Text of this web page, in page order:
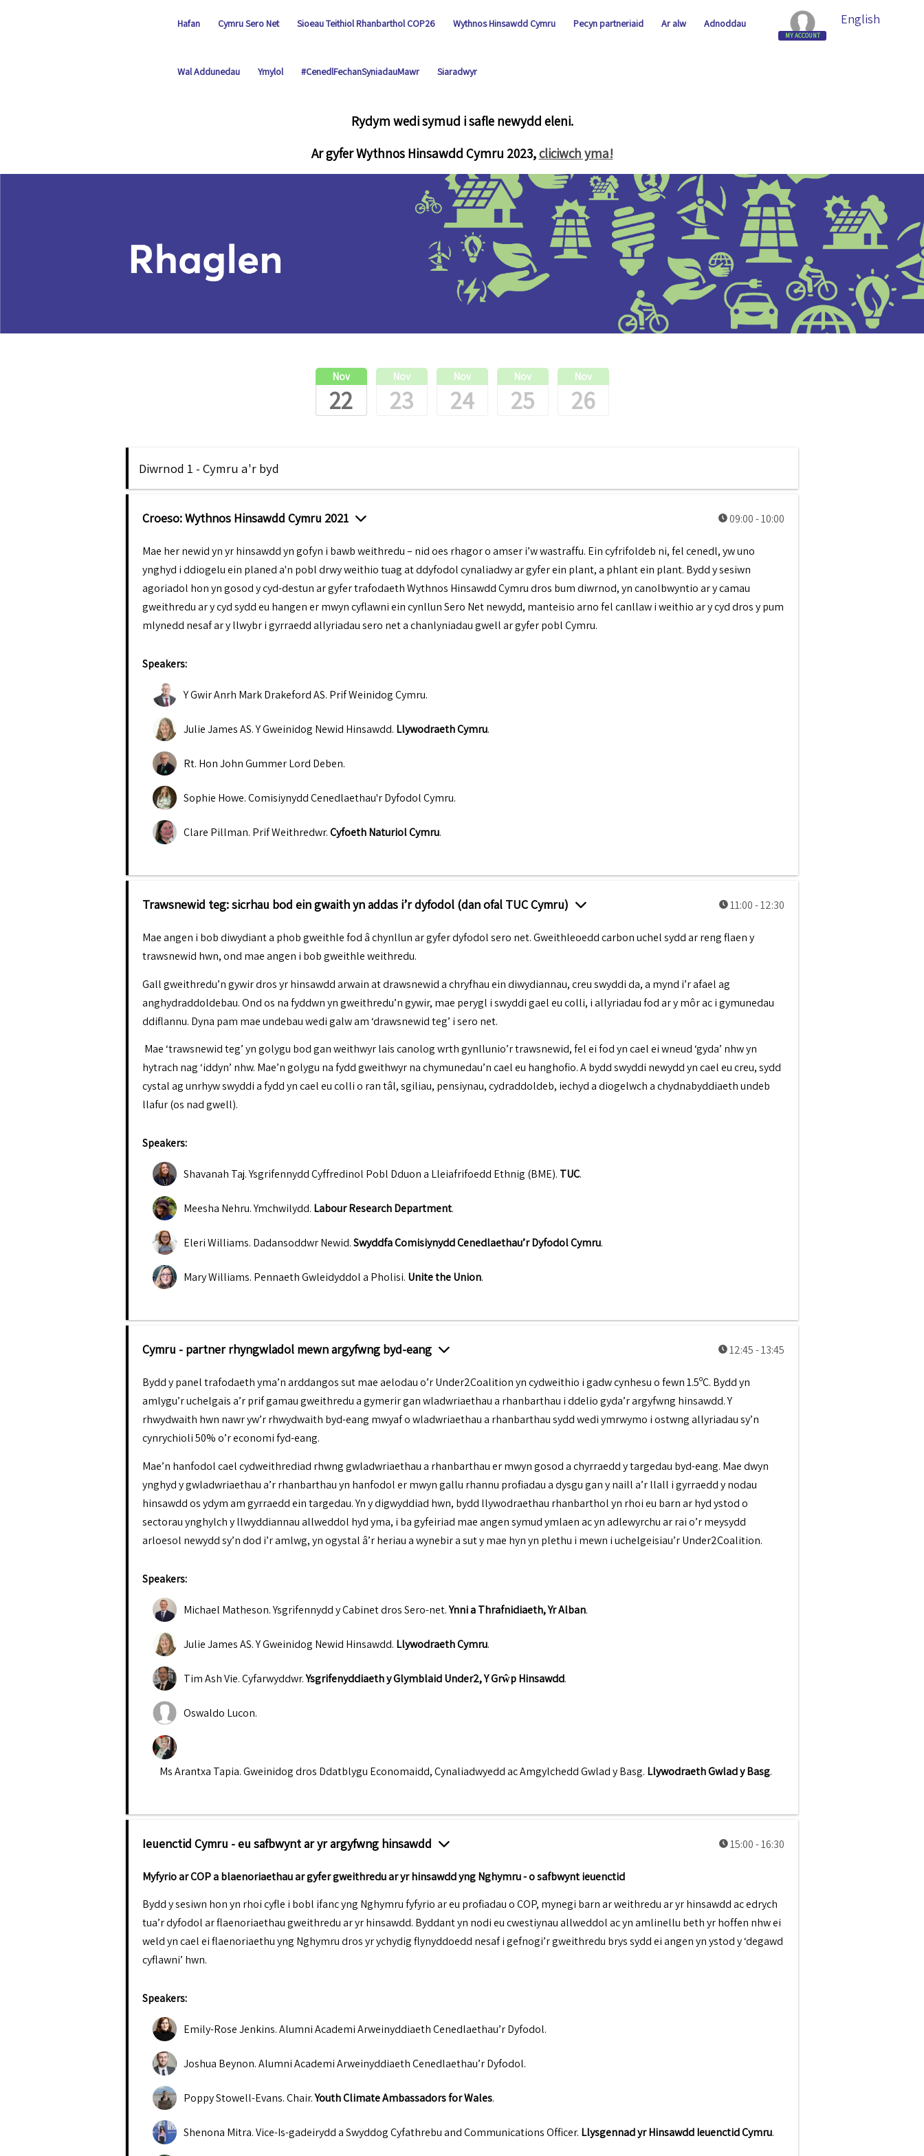
MY ACCOUNT
Hafan Cymru Sero Net Sioeau Teithiol Rhanbarthol COP26 Wythnos Hinsawdd Cymru Pecyn partneriaid Ar alw Adnoddau
Wal Addunedau Ymylol #CenedlFechanSyniadauMawr Siaradwyr
Rydym wedi symud i safle newydd eleni.
Ar gyfer Wythnos Hinsawdd Cymru 2023,cliciwch yma!
Nov
22
Nov
23
Nov
24
Nov
25
Nov
26
Diwrnod 1 - Cymru a'r byd
Croeso: Wythnos Hinsawdd Cymru 2021 09:00 - 10:00
Mae her newid yn yr hinsawdd yn gofyn i bawb weithredu – nid oes rhagor o amser i’w wastraffu. Ein cyfrifoldeb ni, fel cenedl, yw uno
ynghyd i ddiogelu ein planed a'n pobl drwy weithio tuag at ddyfodol cynaliadwy ar gyfer ein plant, a phlant ein plant. Bydd y sesiwn
agoriadol hon yn gosod y cyd-destun ar gyfer trafodaeth Wythnos Hinsawdd Cymru dros bum diwrnod, yn canolbwyntio ar y camau
gweithredu ar y cyd sydd eu hangen er mwyn cyflawni ein cynllun Sero Net newydd, manteisio arno fel canllaw i weithio ar y cyd dros y pum
mlynedd nesaf ar y llwybr i gyrraedd allyriadau sero net a chanlyniadau gwell ar gyfer pobl Cymru.
Speakers:
Y Gwir Anrh Mark Drakeford AS. Prif Weinidog Cymru.
Julie James AS.Y Gweinidog Newid Hinsawdd. Llywodraeth Cymru.
Rt. Hon John Gummer Lord Deben.
Sophie Howe.Comisiynydd Cenedlaethau'r Dyfodol Cymru.
Clare Pillman. Prif Weithredwr.Cyfoeth Naturiol Cymru.
Trawsnewid teg: sicrhau bod ein gwaith yn addas i’r dyfodol (dan ofal TUC Cymru) 11:00 - 12:30
Mae angen i bob diwydiant a phob gweithle fod â chynllun ar gyfer dyfodol sero net. Gweithleoedd carbon uchel sydd ar reng flaen y
trawsnewid hwn, ond mae angen i bob gweithle weithredu.
Gall gweithredu’n gywir dros yr hinsawdd arwain at drawsnewid a chryfhau ein diwydiannau, creu swyddi da, a mynd i’r afael ag
anghydraddoldebau. Ond os na fyddwn yn gweithredu’n gywir, mae perygl i swyddi gael eu colli, i allyriadau fod ar y môr ac i gymunedau
ddiflannu. Dyna pam mae undebau wedi galw am ‘drawsnewid teg’ i sero net.
Mae ‘trawsnewid teg’ yn golygu bod gan weithwyr lais canolog wrth gynllunio’r trawsnewid, fel ei fod yn cael ei wneud ‘gyda’ nhw yn
hytrach nag ‘iddyn’ nhw. Mae’n golygu na fydd gweithwyr na chymunedau’n cael eu hanghofio. A bydd swyddi newydd yn cael eu creu, sydd
cystal ag unrhyw swyddi a fydd yn cael eu colli o ran tâl, sgiliau, pensiynau, cydraddoldeb, iechyd a diogelwch a chydnabyddiaeth undeb
llafur (os nad gwell).
Speakers:
Shavanah Taj.Ysgrifennydd Cyffredinol Pobl Dduon a Lleiafrifoedd Ethnig (BME). TUC.
Meesha Nehru.Ymchwilydd. Labour Research Department.
Eleri Williams. Dadansoddwr Newid.Swyddfa Comisiynydd Cenedlaethau’r Dyfodol Cymru.
Mary Williams. Pennaeth Gwleidyddol a Pholisi. Unite the Union.
Cymru - partner rhyngwladol mewn argyfwng byd-eang 12:45 - 13:45
Bydd y panel trafodaeth yma’n arddangos sut mae aelodau o’r Under2Coalition yn cydweithio i gadw cynhesu o fewn 1.5ºC. Bydd yn
amlygu’r uchelgais a’r prif gamau gweithredu a gymerir gan wladwriaethau a rhanbarthau i ddelio gyda’r argyfwng hinsawdd. Y
rhwydwaith hwn nawr yw’r rhwydwaith byd-eang mwyaf o wladwriaethau a rhanbarthau sydd wedi ymrwymo i ostwng allyriadau sy’n
cynrychioli 50% o’r economi fyd-eang.
Mae’n hanfodol cael cydweithrediad rhwng gwladwriaethau a rhanbarthau er mwyn gosod a chyrraedd y targedau byd-eang. Mae dwyn
ynghyd y gwladwriaethau a’r rhanbarthau yn hanfodol er mwyn gallu rhannu profiadau a dysgu gan y naill a’r llall i gyrraedd y nodau
hinsawdd os ydym am gyrraedd ein targedau. Yn y digwyddiad hwn, bydd llywodraethau rhanbarthol yn rhoi eu barn ar hyd ystod o
sectorau ynghylch y llwyddiannau allweddol hyd yma, i ba gyfeiriad mae angen symud ymlaen ac yn adlewyrchu ar rai o’r meysydd
arloesol newydd sy’n dod i’r amlwg, yn ogystal â’r heriau a wynebir a sut y mae hyn yn plethu i mewn i uchelgeisiau’r Under2Coalition.
Speakers:
Michael Matheson.Ysgrifennydd y Cabinet dros Sero-net.Ynni a Thrafnidiaeth, Yr Alban.
Julie James AS.Y Gweinidog Newid Hinsawdd. Llywodraeth Cymru.
Tim Ash Vie.Cyfarwyddwr.Ysgrifenyddiaeth y Glymblaid Under2, Y Grŵp Hinsawdd.
Oswaldo Lucon.
Ms Arantxa Tapia.Gweinidog dros Ddatblygu Economaidd, Cynaliadwyedd ac Amgylchedd Gwlad y Basg. Llywodraeth Gwlad y Basg.
Ieuenctid Cymru - eu safbwynt ar yr argyfwng hinsawdd 15:00 - 16:30
Myfyrio ar COP a blaenoriaethau ar gyfer gweithredu ar yr hinsawdd yng Nghymru - o safbwynt ieuenctid
Bydd y sesiwn hon yn rhoi cyfle i bobl ifanc yng Nghymru fyfyrio ar eu profiadau o COP, mynegi barn ar weithredu ar yr hinsawdd ac edrych
tua’r dyfodol ar flaenoriaethau gweithredu ar yr hinsawdd. Byddant yn nodi eu cwestiynau allweddol ac yn amlinellu beth yr hoffen nhw ei
weld yn cael ei flaenoriaethu yng Nghymru dros yr ychydig flynyddoedd nesaf i gefnogi’r gweithredu brys sydd ei angen yn ystod y ‘degawd
cyflawni’ hwn.
Speakers:
Emily-Rose Jenkins.Alumni Academi Arweinyddiaeth Cenedlaethau’r Dyfodol.
Joshua Beynon.Alumni Academi Arweinyddiaeth Cenedlaethau’r Dyfodol.
Poppy Stowell-Evans.Chair.Youth Climate Ambassadors for Wales.
Shenona Mitra.Vice-Is-gadeirydd a Swyddog Cyfathrebu and Communications Officer. Llysgennad yr Hinsawdd Ieuenctid Cymru.